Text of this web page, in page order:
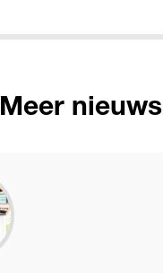
Meer nieuws